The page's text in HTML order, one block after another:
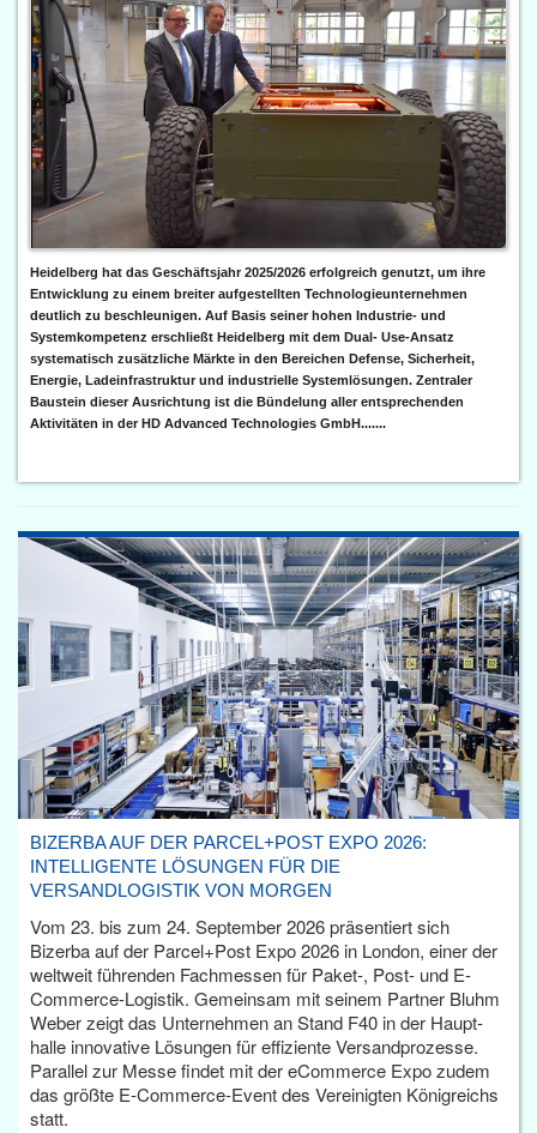
Heidelberg hat das Geschäftsjahr 2025/2026 erfolgreich genutzt, um ihre
Entwicklung zu einem breiter aufgestellten Technologieunternehmen
deutlich zu beschleunigen. Auf Basis seiner hohen Industrie- und
Systemkompetenz erschließt Heidelberg mit dem Dual- Use-Ansatz
systematisch zusätzliche Märkte in den Bereichen Defense, Sicherheit,
Energie, Ladeinfrastruktur und industrielle Systemlösungen. Zentraler
Baustein dieser Ausrichtung ist die Bündelung aller entsprechenden
Aktivitäten in der HD Advanced Technologies GmbH.......
BIZERBA AUF DER PARCEL+POST EXPO 2026:
INTELLIGENTE LÖSUNGEN FÜR DIE
VERSANDLOGISTIK VON MORGEN
Vom 23. bis zum 24. September 2026 präsentiert sich
Bizerba auf der Parcel+Post Expo 2026 in London, einer der
weltweit führenden Fachmessen für Paket-, Post- und E-
Commerce-Logistik. Gemeinsam mit seinem Partner Bluhm
Weber zeigt das Unternehmen an Stand F40 in der Haupt­
halle innovative Lösungen für effiziente Versandprozesse.
Parallel zur Messe findet mit der eCommerce Expo zudem
das größte E-Commerce-Event des Vereinigten Königreichs
statt.